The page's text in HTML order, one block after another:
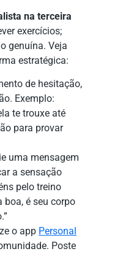
na terceira
exercícios;
genuína. Veja
estratégica:
de hesitação,
Exemplo:
te trouxe até
para provar
uma mensagem
a sensação
pelo treino
boa, é seu corpo
o app Personal
Poste